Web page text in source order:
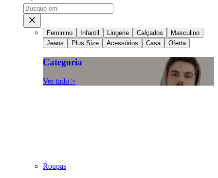
Feminino Infantil Lingerie Calçados
Masculino
Jeans
Plus Size Acessórios Casa Oferta
Categoria
Ver tudo >
Roupas